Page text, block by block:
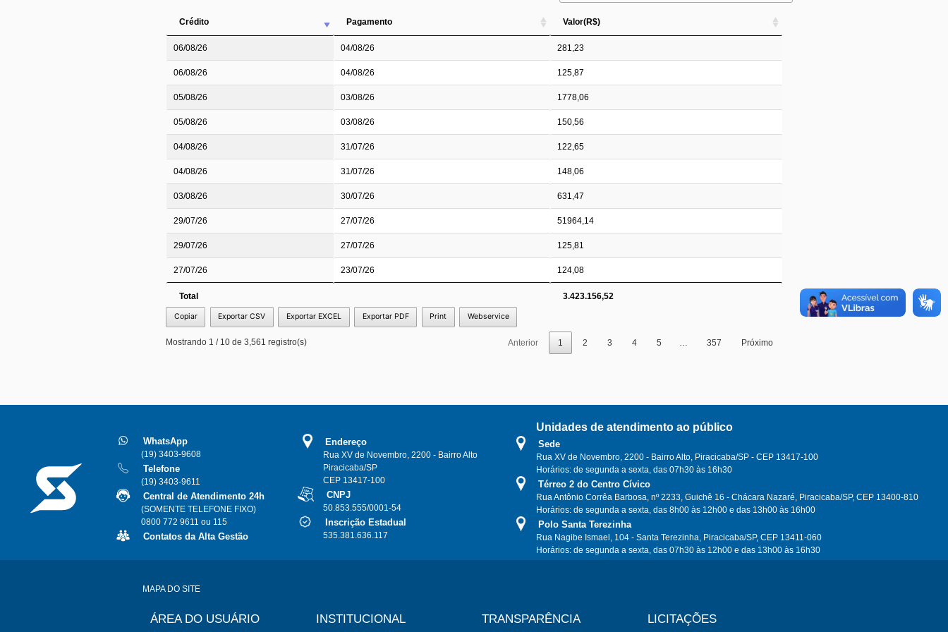
Crédito Pagamento Valor(R$)
06/08/26 04/08/26 281,23
06/08/26 04/08/26 125,87
05/08/26 03/08/26 1778,06
05/08/26 03/08/26 150,56
04/08/26 31/07/26 122,65
04/08/26 31/07/26 148,06
03/08/26 30/07/26 631,47
29/07/26 27/07/26 51964,14
29/07/26 27/07/26 125,81
27/07/26 23/07/26 124,08
Total 3.423.156,52
Copiar Exportar CSV Exportar EXCEL Exportar PDF Print Webservice
Mostrando 1 / 10 de 3,561 registro(s) Anterior 1 2 3 4 5 … 357 Próximo
WhatsApp
(19) 3403-9608
Telefone
(19) 3403-9611
Central de Atendimento 24h
(SOMENTE TELEFONE FIXO)
0800 772 9611 ou 115
Contatos da Alta Gestão
Endereço
Rua XV de Novembro, 2200 - Bairro Alto
Piracicaba/SP
CEP 13417-100
CNPJ
50.853.555/0001-54
Inscrição Estadual
535.381.636.117
Unidades de atendimento ao público
Sede
Rua XV de Novembro, 2200 - Bairro Alto, Piracicaba/SP - CEP 13417-100
Horários: de segunda a sexta, das 07h30 às 16h30
Térreo 2 do Centro Cívico
Rua Antônio Corrêa Barbosa, nº 2233, Guichê 16 - Chácara Nazaré, Piracicaba/SP, CEP 13400-810
Horários: de segunda a sexta, das 8h00 às 12h00 e das 13h00 às 16h00
Polo Santa Terezinha
Rua Nagibe Ismael, 104 - Santa Terezinha, Piracicaba/SP, CEP 13411-060
Horários: de segunda a sexta, das 07h30 às 12h00 e das 13h00 às 16h30
MAPA DO SITE
LICITAÇÕES
TRANSPARÊNCIA
INSTITUCIONAL
ÁREA DO USUÁRIO